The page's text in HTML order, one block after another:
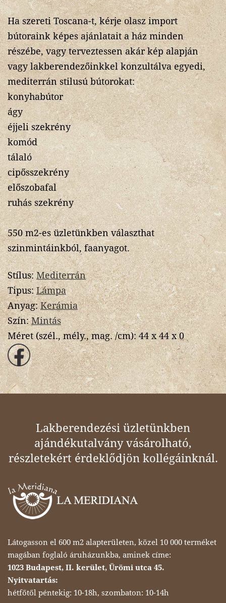
Ha szereti Toscana-t, kérje olasz import
bútoraink képes ajánlatait a ház minden
részébe, vagy terveztessen akár kép alapján
vagy lakberendezőinkkel konzultálva egyedi,
mediterrán stilusú bútorokat:
konyhabútor
ágy
éjjeli szekrény
komód
tálaló
cipősszekrény
előszobafal
ruhás szekrény
550 m2-es üzletünkben választhat
szinmintáinkból, faanyagot.
Stílus:Mediterrán
Tipus:Lámpa
Anyag:Kerámia
Szín:Mintás
Méret (szél., mély., mag. /cm):44 x 44 x 0
Lakberendezési üzletünkben
ajándékutalvány vásárolható,
részletekért érdeklődjön kollégáinknál.
Látogasson el 600 m2 alapterületen, közel 10 000 terméket
magában foglaló áruházunkba, aminek címe:
1023 Budapest, II. kerület, Ürömi utca 45.
Nyitvatartás:
hétfőtől péntekig: 10-18h, szombaton: 10-14h